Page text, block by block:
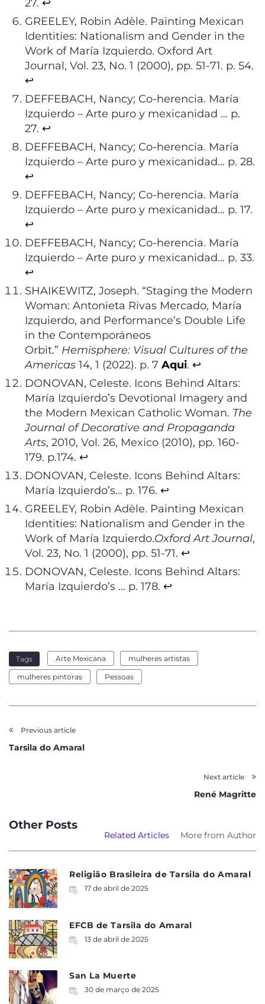
27. ↩︎
GREELEY, Robin Adèle. Painting Mexican
Identities: Nationalism and Gender in the
Work of María Izquierdo. Oxford Art
Journal, Vol. 23, No. 1 (2000), pp. 51-71. p. 54.
↩︎
DEFFEBACH, Nancy; Co-herencia. María
Izquierdo – Arte puro y mexicanidad … p.
27. ↩︎
DEFFEBACH, Nancy; Co-herencia. María
Izquierdo – Arte puro y mexicanidad… p. 28.
↩︎
DEFFEBACH, Nancy; Co-herencia. María
Izquierdo – Arte puro y mexicanidad… p. 17.
↩︎
DEFFEBACH, Nancy; Co-herencia. María
Izquierdo – Arte puro y mexicanidad… p. 33.
↩︎
SHAIKEWITZ, Joseph. “Staging the Modern
Woman: Antonieta Rivas Mercado, María
Izquierdo, and Performance’s Double Life
in the Contemporáneos
Orbit.” Hemisphere: Visual Cultures of the
Americas 14, 1 (2022). p. 7 Aqui. ↩︎
DONOVAN, Celeste. Icons Behind Altars:
María Izquierdo’s Devotional Imagery and
the Modern Mexican Catholic Woman. The
Journal of Decorative and Propaganda
Arts, 2010, Vol. 26, Mexico (2010), pp. 160-
179. p.174. ↩︎
DONOVAN, Celeste. Icons Behind Altars:
María Izquierdo’s… p. 176. ↩︎
GREELEY, Robin Adèle. Painting Mexican
Identities: Nationalism and Gender in the
Work of María Izquierdo.Oxford Art Journal,
Vol. 23, No. 1 (2000), pp. 51-71. ↩︎
DONOVAN, Celeste. Icons Behind Altars:
María Izquierdo’s … p. 178. ↩︎
Tags Arte Mexicana mulheres artistas
mulheres pintoras Pessoas
Previous article
Tarsila do Amaral
Next article
René Magritte
Other Posts
Related Articles More from Author
Religião Brasileira de Tarsila do Amaral
17 de abril de 2025
EFCB de Tarsila do Amaral
13 de abril de 2025
San La Muerte
30 de março de 2025